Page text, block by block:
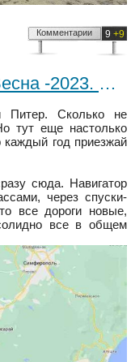
9 +9
Комментарии
Четвертый айс-Крым. Весна -2023. Часть2 Севастополь
Питер. Сколько не
тут еще настолько
каждый год приезжай
сюда. Навигатор
через спуски-
все дороги новые,
все в общем